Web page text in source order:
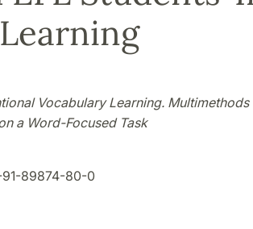
Vocabulary Learning. Multimethods
a Word-Focused Task
89874-80-0